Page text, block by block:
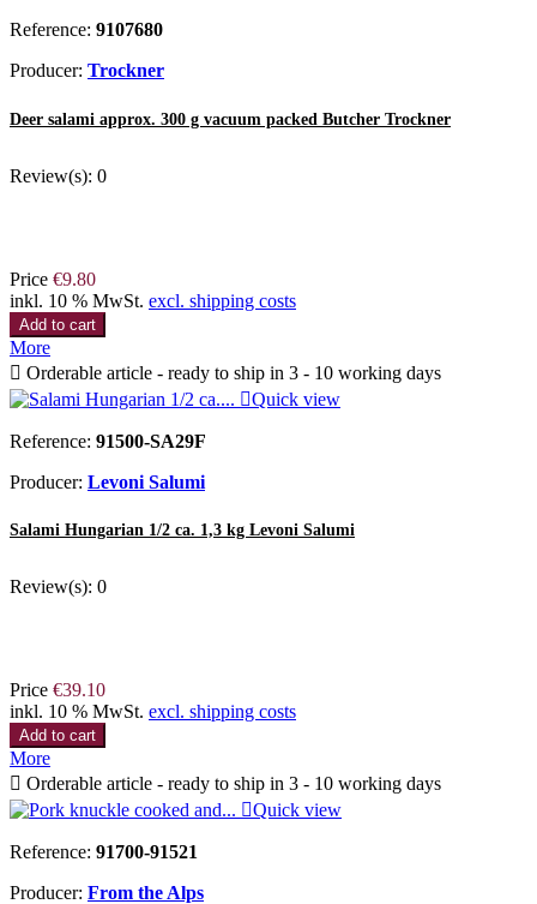
Reference: 9107680
Producer: Trockner
Deer salami approx. 300 g vacuum packed Butcher Trockner
Review(s): 0
Price €9.80
inkl. 10 % MwSt. excl. shipping costs
Add to cart
More
 Orderable article - ready to ship in 3 - 10 working days
Quick view
Reference: 91500-SA29F
Producer: Levoni Salumi
Salami Hungarian 1/2 ca. 1,3 kg Levoni Salumi
Review(s): 0
Price €39.10
inkl. 10 % MwSt. excl. shipping costs
Add to cart
More
 Orderable article - ready to ship in 3 - 10 working days
Quick view
Reference: 91700-91521
Producer: From the Alps